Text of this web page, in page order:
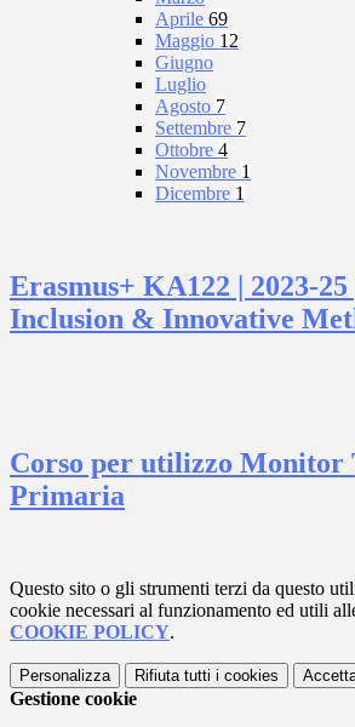
Aprile 69
Maggio 12
Giugno
Luglio
Agosto 7
Settembre 7
Ottobre 4
Novembre 1
Dicembre 1
Erasmus+ KA122 | 2023-
Inclusion & Innovative
Corso per utilizzo Monitor
Primaria
Questo sito o gli strumenti terzi da questo
cookie necessari al funzionamento ed utili
COOKIE POLICY.
Personalizza Rifiuta tutti i cookies
Gestione cookie